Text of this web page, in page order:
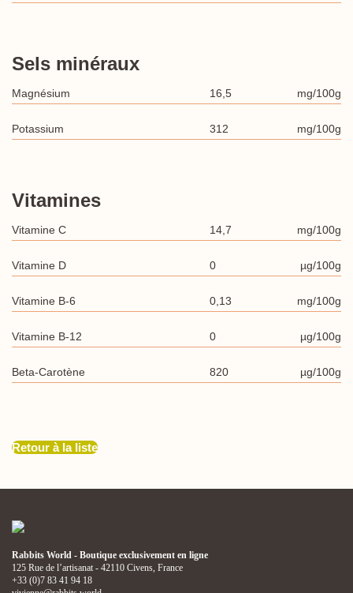
Sels minéraux
Magnésium 16,5 mg/100g
Potassium 312 mg/100g
Vitamines
Vitamine C 14,7 mg/100g
Vitamine D 0 µg/100g
Vitamine B-6 0,13 mg/100g
Vitamine B-12 0 µg/100g
Beta-Carotène 820 µg/100g
Retour à la liste
Rabbits World - Boutique exclusivement en ligne
125 Rue de l’artisanat - 42110 Civens, France
+33 (0)7 83 41 94 18